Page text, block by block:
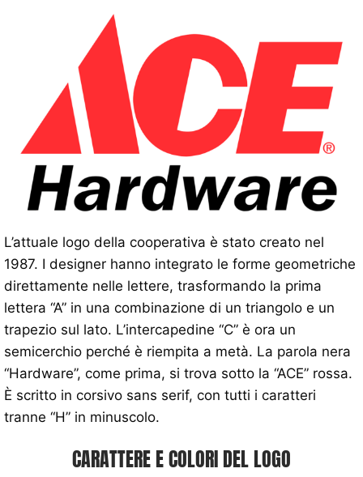
L’attuale logo della cooperativa è stato creato nel
1987. I designer hanno integrato le forme geometriche
direttamente nelle lettere, trasformando la prima
lettera “A” in una combinazione di un triangolo e un
trapezio sul lato. L’intercapedine “C” è ora un
semicerchio perché è riempita a metà. La parola nera
“Hardware”, come prima, si trova sotto la “ACE” rossa.
È scritto in corsivo sans serif, con tutti i caratteri
tranne “H” in minuscolo.
CARATTERE E COLORI DEL LOGO